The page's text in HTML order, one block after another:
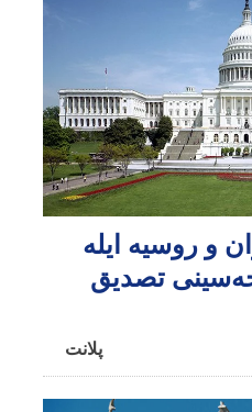
و روسیه ایله
تصدیق
پلانت